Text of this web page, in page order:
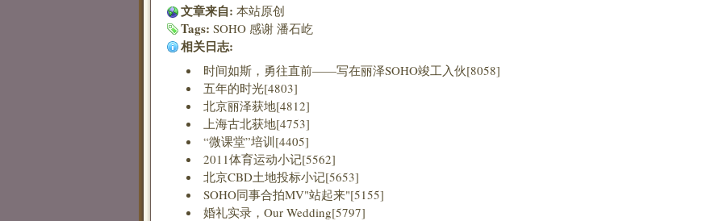
文章来自: 本站原创
Tags: SOHO 感谢 潘石屹
相关日志:
时间如斯，勇往直前——写在丽泽SOHO竣工入伙[8058]
五年的时光[4803]
北京丽泽获地[4812]
上海古北获地[4753]
“微课堂”培训[4405]
2011体育运动小记[5562]
北京CBD土地投标小记[5653]
SOHO同事合拍MV"站起来"[5155]
婚礼实录，Our Wedding[5797]